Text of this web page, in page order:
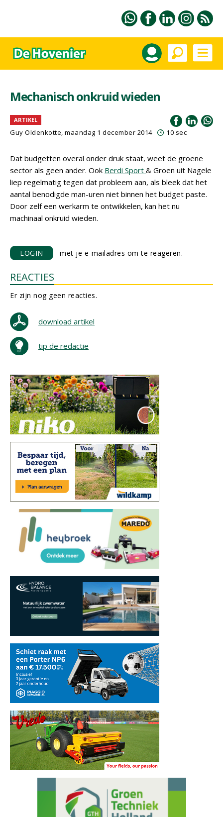
Mechanisch onkruid wieden
ARTIKEL
Guy Oldenkotte, maandag 1 december 2014 10 sec
Dat budgetten overal onder druk staat, weet de groene
sector als geen ander. Ook Berdi Sport & Groen uit Nagele
liep regelmatig tegen dat probleem aan, als bleek dat het
aantal benodigde man-uren niet binnen het budget paste.
Door zelf een werkarm te ontwikkelen, kan het nu
machinaal onkruid wieden.
LOGIN met je e-mailadres om te reageren.
REACTIES
Er zijn nog geen reacties.
download artikel
tip de redactie